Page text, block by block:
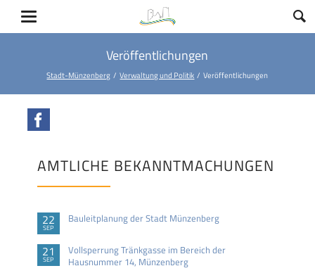
Veröffentlichungen
Stadt-Münzenberg Verwaltung und Politik Veröffentlichungen
AMTLICHE BEKANNTMACHUNGEN
22
SEP
Bauleitplanung der Stadt Münzenberg
21
SEP
Vollsperrung Tränkgasse im Bereich der
Hausnummer 14, Münzenberg